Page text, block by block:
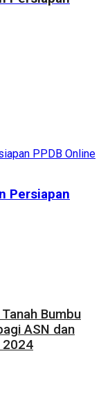
Persiapan
Bumbu
ASN dan
2024